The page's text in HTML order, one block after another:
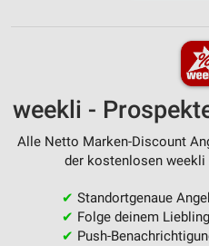
weekli -
Alle Netto Marken-Discount
der kostenlosen weekli
✔ Standortgenaue
✔ Folge deinem
✔ Push-